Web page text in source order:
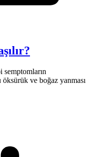
semptomların
ve boğaz yanması